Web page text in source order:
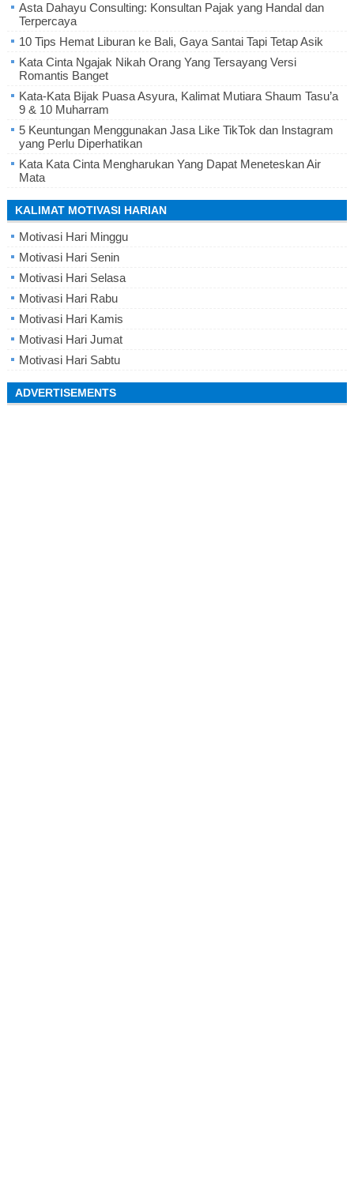
Asta Dahayu Consulting: Konsultan Pajak yang Handal dan
Terpercaya
10 Tips Hemat Liburan ke Bali, Gaya Santai Tapi Tetap Asik
Kata Cinta Ngajak Nikah Orang Yang Tersayang Versi
Romantis Banget
Kata-Kata Bijak Puasa Asyura, Kalimat Mutiara Shaum Tasu’a
9 & 10 Muharram
5 Keuntungan Menggunakan Jasa Like TikTok dan Instagram
yang Perlu Diperhatikan
Kata Kata Cinta Mengharukan Yang Dapat Meneteskan Air
Mata
KALIMAT MOTIVASI HARIAN
Motivasi Hari Minggu
Motivasi Hari Senin
Motivasi Hari Selasa
Motivasi Hari Rabu
Motivasi Hari Kamis
Motivasi Hari Jumat
Motivasi Hari Sabtu
ADVERTISEMENTS